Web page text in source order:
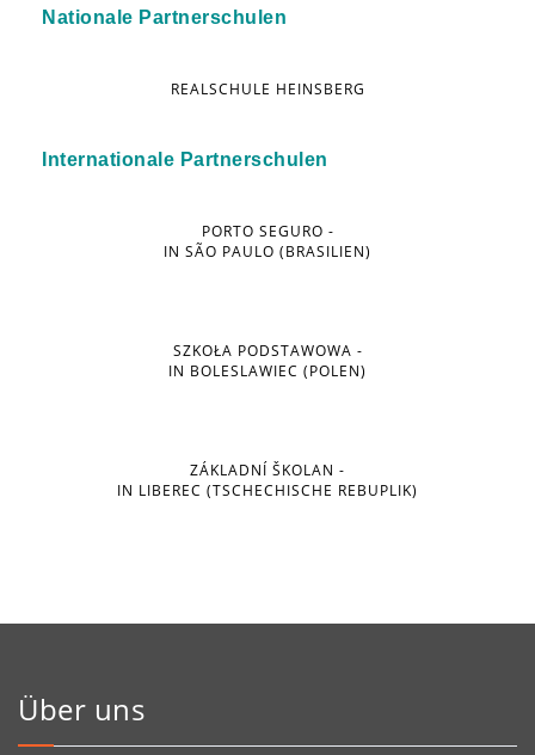
Nationale Partnerschulen
REALSCHULE HEINSBERG
Internationale Partnerschulen
PORTO SEGURO -
IN SÃO PAULO (BRASILIEN)
SZKOŁA PODSTAWOWA -
IN BOLESLAWIEC (POLEN)
ZÁKLADNÍ ŠKOLAN -
IN LIBEREC (TSCHECHISCHE REBUPLIK)
Über uns